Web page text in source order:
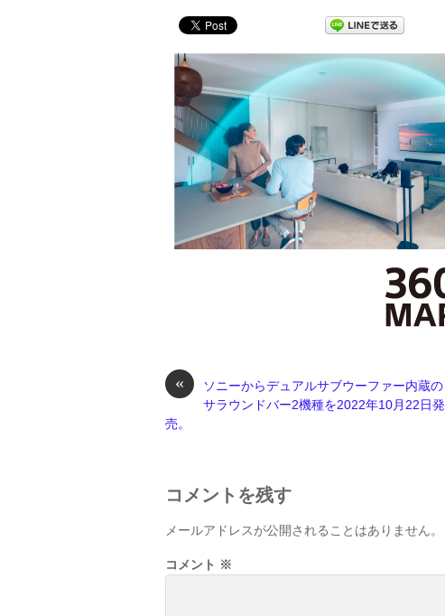
«
ソニーからデュアルサブウーファー内蔵の
サラウンドバー2機種を2022年10月22日発
売。
コメントを残す
メールアドレスが公開されることはありません。
コメント ※